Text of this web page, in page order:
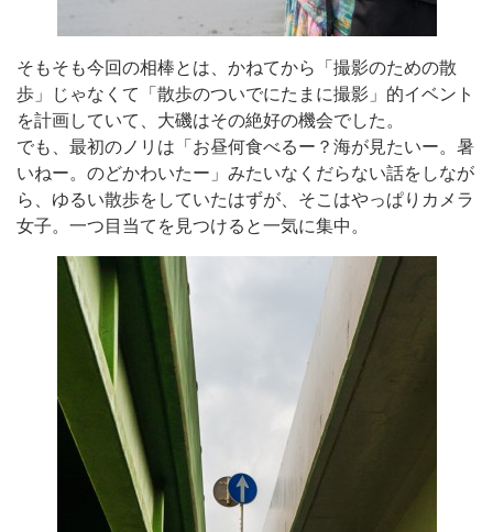
そもそも今回の相棒とは、かねてから「撮影のための散
歩」じゃなくて「散歩のついでにたまに撮影」的イベント
を計画していて、大磯はその絶好の機会でした。
でも、最初のノリは「お昼何食べるー？海が見たいー。暑
いねー。のどかわいたー」みたいなくだらない話をしなが
ら、ゆるい散歩をしていたはずが、そこはやっぱりカメラ
女子。一つ目当てを見つけると一気に集中。